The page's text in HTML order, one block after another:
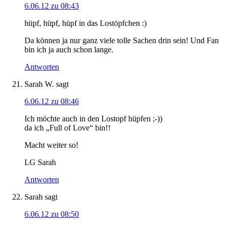
6.06.12 zu 08:43
hüpf, hüpf, hüpf in das Lostöpfchen :)
Da können ja nur ganz viele tolle Sachen drin sein! Und Fan
bin ich ja auch schon lange.
Antworten
Sarah W. sagt
6.06.12 zu 08:46
Ich möchte auch in den Lostopf hüpfen ;-))
da ich „Full of Love“ bin!!
Macht weiter so!
LG Sarah
Antworten
Sarah sagt
6.06.12 zu 08:50